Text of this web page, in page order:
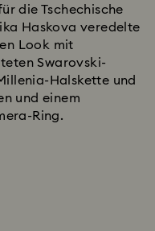
die Tschechische
Haskova veredelte
Look mit
Swarovski-
Halskette und
und einem
Ring.